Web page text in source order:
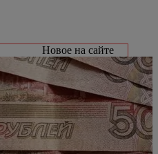
Новое на сайте